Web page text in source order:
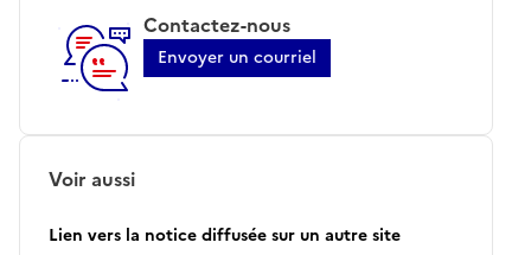
Contactez-nous
Envoyer un courriel
Voir aussi
Lien vers la notice diffusée sur un autre site